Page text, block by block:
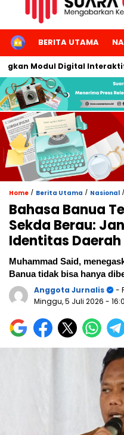
HOMEBERITA UTAMA
Modul Digital Interaktif
Home / Berita Utama / Nasional /
Bahasa Banua
Sekda Berau:
Identitas Daerah
Muhammad Said,
Banua tidak bisa hanya
Anggota Jurnalis
-
Minggu, 5 Juli 2026 -